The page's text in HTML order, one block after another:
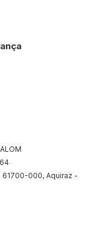
61700-000, Aquiraz -